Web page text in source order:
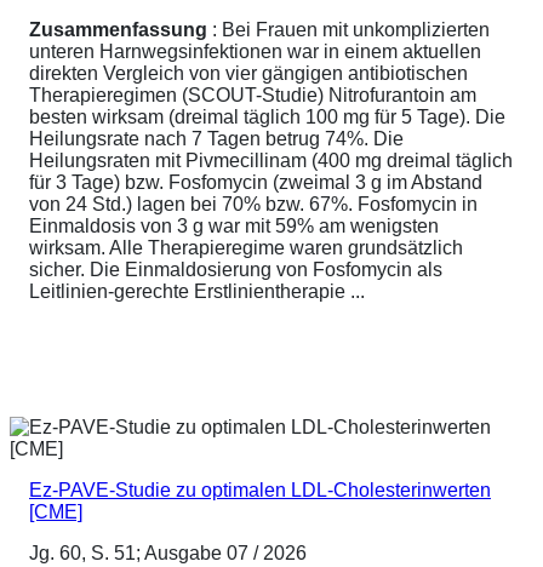
Zusammenfassung : Bei Frauen mit unkomplizierten
unteren Harnwegsinfektionen war in einem aktuellen
direkten Vergleich von vier gängigen antibiotischen
Therapieregimen (SCOUT-Studie) Nitrofurantoin am
besten wirksam (dreimal täglich 100 mg für 5 Tage). Die
Heilungsrate nach 7 Tagen betrug 74%. Die
Heilungsraten mit Pivmecillinam (400 mg dreimal täglich
für 3 Tage) bzw. Fosfomycin (zweimal 3 g im Abstand
von 24 Std.) lagen bei 70% bzw. 67%. Fosfomycin in
Einmaldosis von 3 g war mit 59% am wenigsten
wirksam. Alle Therapieregime waren grundsätzlich
sicher. Die Einmaldosierung von Fosfomycin als
Leitlinien-gerechte Erstlinientherapie ...
Ez-PAVE-Studie zu optimalen LDL-Cholesterinwerten
[CME]
Jg. 60, S. 51; Ausgabe 07 / 2026